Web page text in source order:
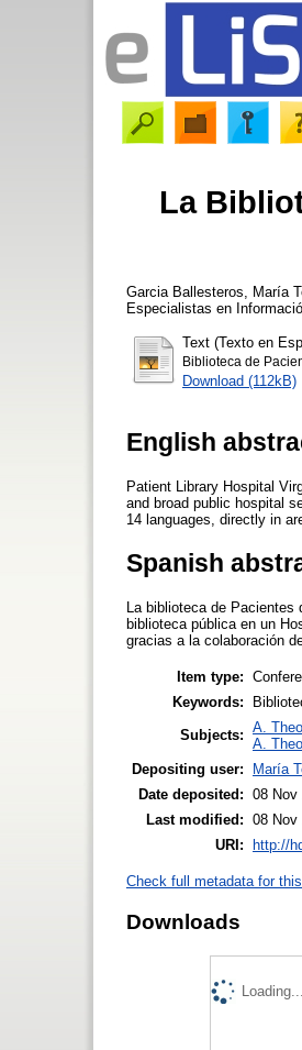
La
Garcia Ballesteros, María
Especialistas en
Text (Texto en
Biblioteca de
Download (112kB)
English
Patient Library Hospital
and broad public hospital
14 languages, directly in
Spanish
La biblioteca de
biblioteca pública en un
gracias a la colaboración
Item type:
Keywords:
Subjects: A.
A.
Depositing user:
María
Date deposited: 08 Nov
Last modified: 08 Nov
URI:
http://
Check full metadata for
Downloads
Loading...